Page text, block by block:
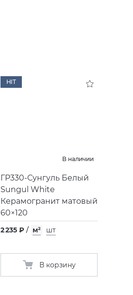
HIT
В наличии
ГР330-Сунгуль Белый
Sungul White
Керамогранит матовый
60×120
2 235 ₽ / м² шт
В корзину